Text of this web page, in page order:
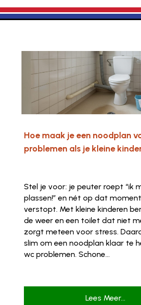
Hoe maak je een noodplan
problemen als je kleine
Stel je voor: je peuter roept “ik
plassen!” en nét op dat
verstopt. Met kleine kinderen
de weer en een toilet dat niet
zorgt meteen voor stress.
slim om een noodplan klaar te
wc problemen. Schone...
Lees Meer...